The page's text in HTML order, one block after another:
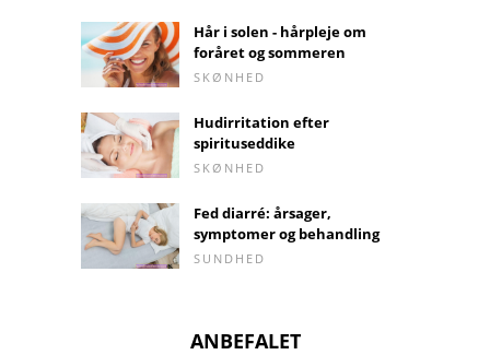
Hår i solen - hårpleje om
foråret og sommeren
SKØNHED
Hudirritation efter
spirituseddike
SKØNHED
Fed diarré: årsager,
symptomer og behandling
SUNDHED
ANBEFALET